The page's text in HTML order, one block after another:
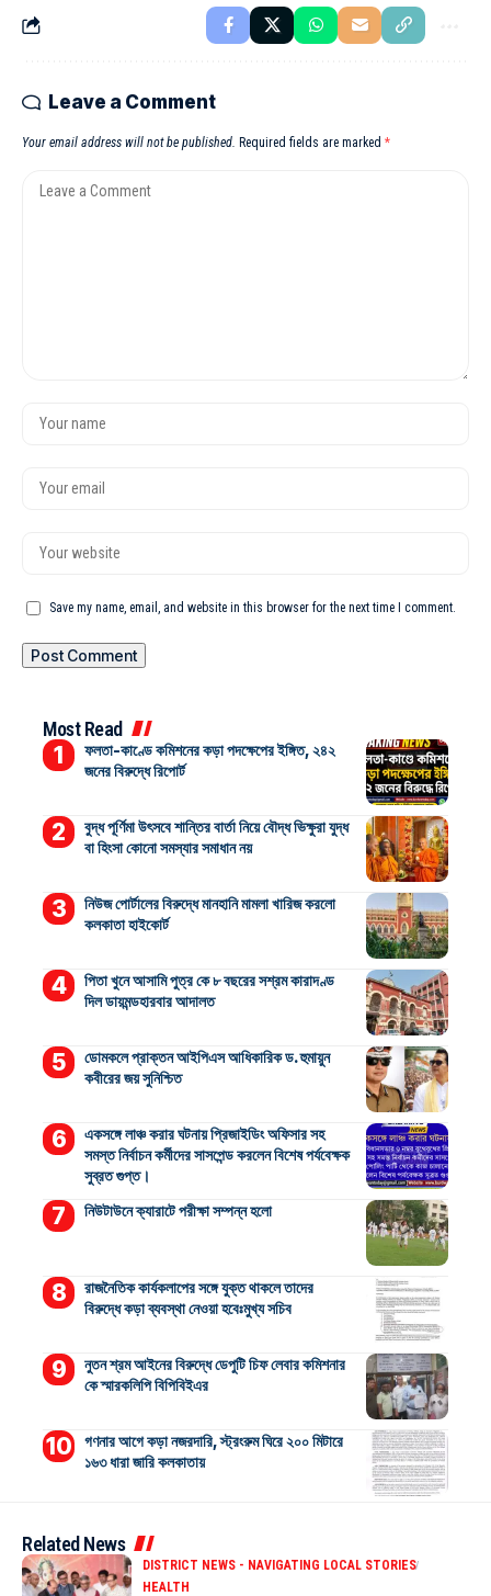
Leave a Comment
Your email address will not be published. Required fields are marked *
Save my name, email, and website in this browser for the next time I comment.
Most Read
ফলতা-কাণ্ডে কমিশনের কড়া পদক্ষেপের ইঙ্গিত, ২৪২
জনের বিরুদ্ধে রিপোর্ট
বুদ্ধ পূর্ণিমা উৎসবে শান্তির বার্তা নিয়ে বৌদ্ধ ভিক্ষুরা যুদ্ধ
বা হিংসা কোনো সমস্যার সমাধান নয়
নিউজ পোর্টালের বিরুদ্ধে মানহানি মামলা খারিজ করলো
কলকাতা হাইকোর্ট
পিতা খুনে আসামি পুত্র কে ৮ বছরের সশ্রম কারাদণ্ড
দিল ডায়মন্ডহারবার আদালত
ডোমকলে প্রাক্তন আইপিএস আধিকারিক ড. হুমায়ুন
কবীরের জয় সুনিশ্চিত
একসঙ্গে লাঞ্চ করার ঘটনায় প্রিজাইডিং অফিসার সহ
সমস্ত নির্বাচন কর্মীদের সাসপেন্ড করলেন বিশেষ পর্যবেক্ষক
সুব্রত গুপ্ত।
নিউটাউনে ক্যারাটে পরীক্ষা সম্পন্ন হলো
রাজনৈতিক কার্যকলাপের সঙ্গে যুক্ত থাকলে তাদের
বিরুদ্ধে কড়া ব্যবস্থা নেওয়া হবেঃমুখ্য সচিব
নুতন শ্রম আইনের বিরুদ্ধে ডেপুটি চিফ লেবার কমিশনার
কে স্মারকলিপি বিপিবিইএর
গণনার আগে কড়া নজরদারি, স্ট্রংরুম ঘিরে ২০০ মিটারে
১৬৩ ধারা জারি কলকাতায়
Related News
DISTRICT NEWS - NAVIGATING LOCAL STORIES
HEALTH